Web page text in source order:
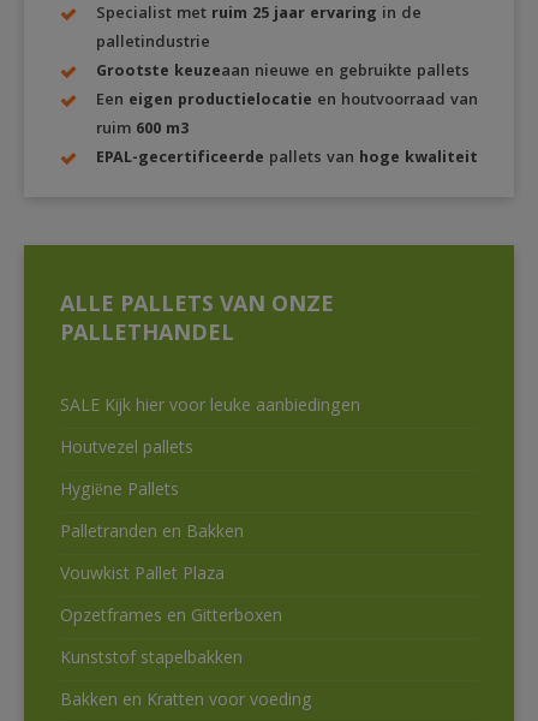
Specialist met ruim 25 jaar ervaring in de
palletindustrie
Grootste keuzeaan nieuwe en gebruikte pallets
Een eigen productielocatie en houtvoorraad van
ruim 600 m3
EPAL-gecertificeerde pallets van hoge kwaliteit
ALLE PALLETS VAN ONZE
PALLETHANDEL
SALE Kijk hier voor leuke aanbiedingen
Houtvezel pallets
Hygiëne Pallets
Palletranden en Bakken
Vouwkist Pallet Plaza
Opzetframes en Gitterboxen
Kunststof stapelbakken
Bakken en Kratten voor voeding